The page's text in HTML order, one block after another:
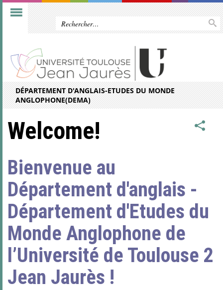
DÉPARTEMENT D'ANGLAIS-ETUDES DU MONDE
ANGLOPHONE(DEMA)
Welcome!
Bienvenue au
Département d'anglais -
Département d'Etudes du
Monde Anglophone de
l’Université de Toulouse 2
Jean Jaurès !